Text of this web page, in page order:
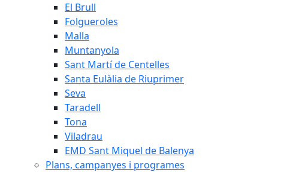
El Brull
Folgueroles
Malla
Muntanyola
Sant Martí de Centelles
Santa Eulàlia de Riuprimer
Seva
Taradell
Tona
Viladrau
EMD Sant Miquel de Balenya
Plans, campanyes i programes